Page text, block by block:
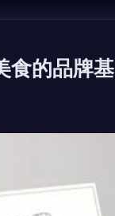
食的品牌基